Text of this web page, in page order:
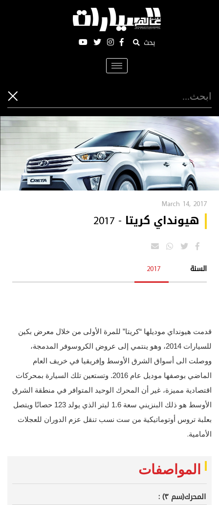
بحث
Toggle
navigation
March 14, 2017
هيونداي كريتا - 2017
السنة 2017
قدمت هيونداي موديلها “كريتا” للمرة الأولى من خلال معرض بكين
للسيارات 2014، وهو ينتمي إلى عروض الكروسوفر المدمجة،
ووصلت الى أسواق الشرق الأوسط وإفريقيا في خريف العام
الماضي بوصفها موديل عام 2016. وتستعين تلك السيارة بمحركات
اقتصادية مميزة، غير أن المحرك الوحيد المتوافر في منطقة الشرق
الأوسط هو ذلك البنزيني سعة 1.6 ليتر الذي يولد 123 حصانًا ويتصل
بعلبة تروس أوتوماتيكية من ست نسب تنقل عزم الدوران للعجلات
الأمامية.
المواصفات
المحرك(سم ٣) :